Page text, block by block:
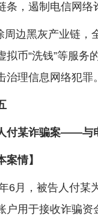
条，遏制电信网
黑灰产业链，全
拟币“洗钱”等服务
治理信息网络犯罪。
某诈骗案——与电
情】
，被告人付某为
户用于接收诈骗资